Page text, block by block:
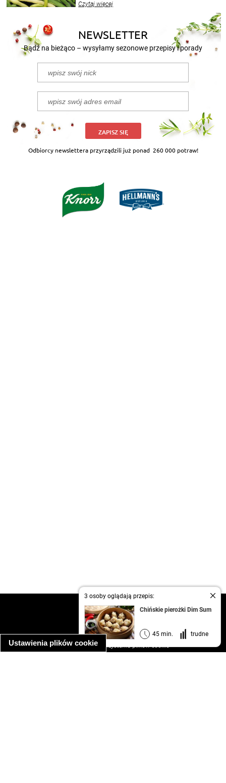
Ustawienia plików cookie
3 osoby oglądają przepis:
Chińskie pierożki Dim Sum
45 min. trudne
nasze propozycje!
Czytaj więcej
NEWSLETTER
Bądź na bieżąco – wysyłamy sezonowe przepisy i porady
ZAPISZ SIĘ
Odbiorcy newslettera przyrządzili już ponad 260 000 potraw!
kontakt
regulamin
informacja o prywatności
informacja o wykorzystaniu plików cookie